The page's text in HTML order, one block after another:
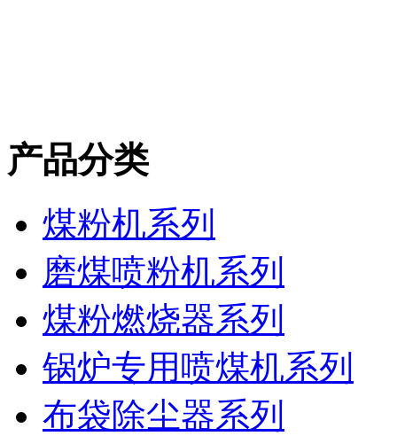
产品分类
煤粉机系列
磨煤喷粉机系列
煤粉燃烧器系列
锅炉专用喷煤机系列
布袋除尘器系列